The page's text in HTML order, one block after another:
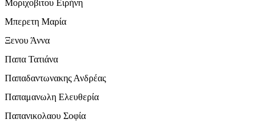
Μοριχοβιτου Ειρήνη
Μπερετη Μαρία
Ξενου Άννα
Παπα Τατιάνα
Παπαδαντωνακης Ανδρέας
Παπαμανωλη Ελευθερία
Παπανικολαου Σοφία